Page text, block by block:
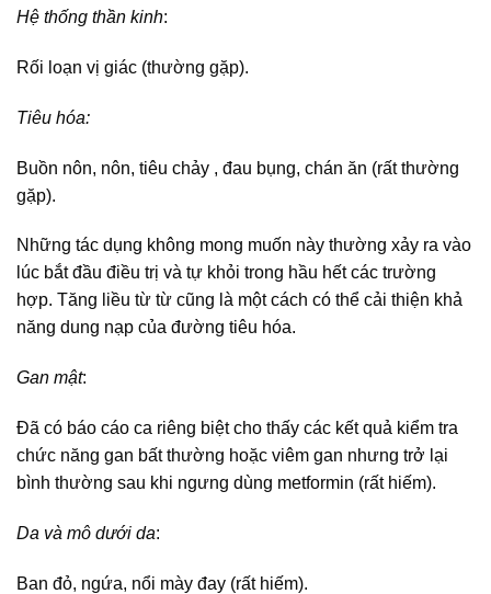
Hệ thống thần kinh:
Rối loạn vị giác (thường gặp).
Tiêu hóa:
Buồn nôn, nôn, tiêu chảy , đau bụng, chán ăn (rất thường
gặp).
Những tác dụng không mong muốn này thường xảy ra vào
lúc bắt đầu điều trị và tự khỏi trong hầu hết các trường
hợp. Tăng liều từ từ cũng là một cách có thể cải thiện khả
năng dung nạp của đường tiêu hóa.
Gan mật:
Đã có báo cáo ca riêng biệt cho thấy các kết quả kiểm tra
chức năng gan bất thường hoặc viêm gan nhưng trở lại
bình thường sau khi ngưng dùng metformin (rất hiếm).
Da và mô dưới da:
Ban đỏ, ngứa, nổi mày đay (rất hiếm).